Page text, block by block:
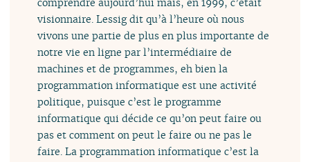
visionnaire. Lessig dit qu’à l’heure où nous
vivons une partie de plus en plus importante de
notre vie en ligne par l’intermédiaire de
machines et de programmes, eh bien la
programmation informatique est une activité
politique, puisque c’est le programme
informatique qui décide ce qu’on peut faire ou
pas et comment on peut le faire ou ne pas le
faire. La programmation informatique c’est la